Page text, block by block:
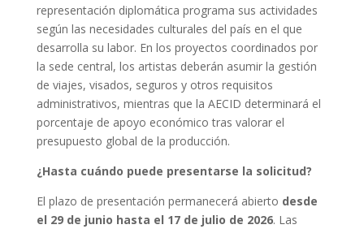
representación diplomática programa sus actividades
según las necesidades culturales del país en el que
desarrolla su labor. En los proyectos coordinados por
la sede central, los artistas deberán asumir la gestión
de viajes, visados, seguros y otros requisitos
administrativos, mientras que la AECID determinará el
porcentaje de apoyo económico tras valorar el
presupuesto global de la producción.
¿Hasta cuándo puede presentarse la solicitud?
El plazo de presentación permanecerá abierto desde
el 29 de junio hasta el 17 de julio de 2026. Las